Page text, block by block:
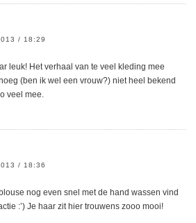
/ 18:29
leuk! Het verhaal van te veel kleding mee
(ben ik wel een vrouw?) niet heel bekend
veel mee.
/ 18:36
nog even snel met de hand wassen vind
:’) Je haar zit hier trouwens zooo mooi!